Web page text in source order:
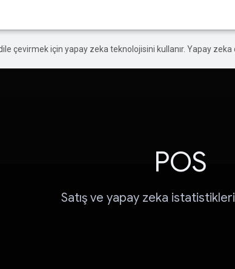
çevirmek için yapay zeka teknolojisini kullanır. Yapay zeka
POS
Satış ve yapay zeka